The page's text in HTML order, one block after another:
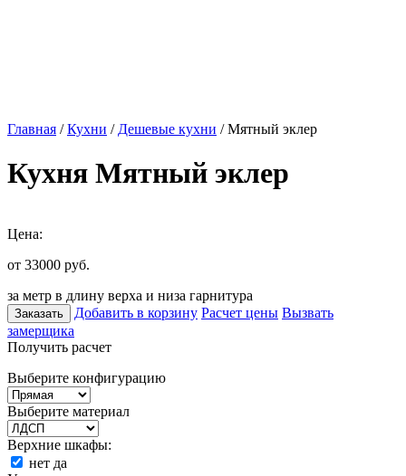
Главная /Кухни / Дешевые кухни / Мятный эклер
Кухня Мятный эклер
Цена:
от 33000 руб.
за метр в длину верха и низа гарнитура
Заказать Добавить в корзину Расчет цены Вызвать
замерщика
Получить расчет
Выберите конфигурацию
Выберите материал
Верхние шкафы:
нет да